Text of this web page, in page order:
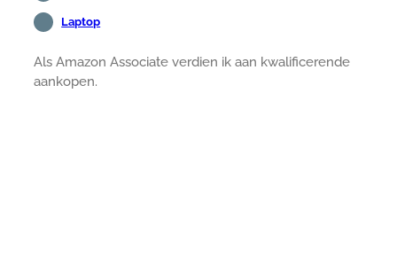
Laptop
Als Amazon Associate verdien ik aan kwalificerende
aankopen.